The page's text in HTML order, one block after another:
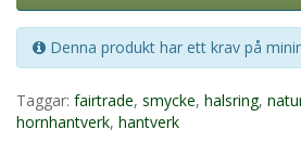
Denna produkt har ett krav på
Taggar: fairtrade, smycke, halsring,
hornhantverk, hantverk